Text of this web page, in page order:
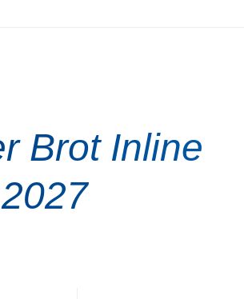
Brot Inline